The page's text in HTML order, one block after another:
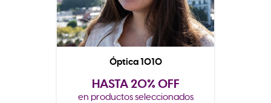
Óptica 1010
HASTA 20% OFF
en productos seleccionados